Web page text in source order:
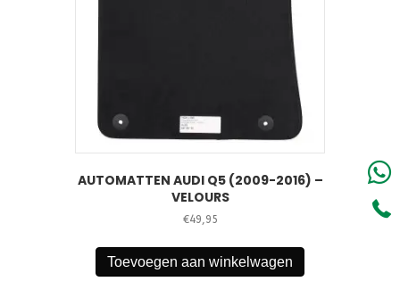
AUTOMATTEN AUDI Q5 (2009-2016) –
VELOURS
€49,95
Toevoegen aan winkelwagen